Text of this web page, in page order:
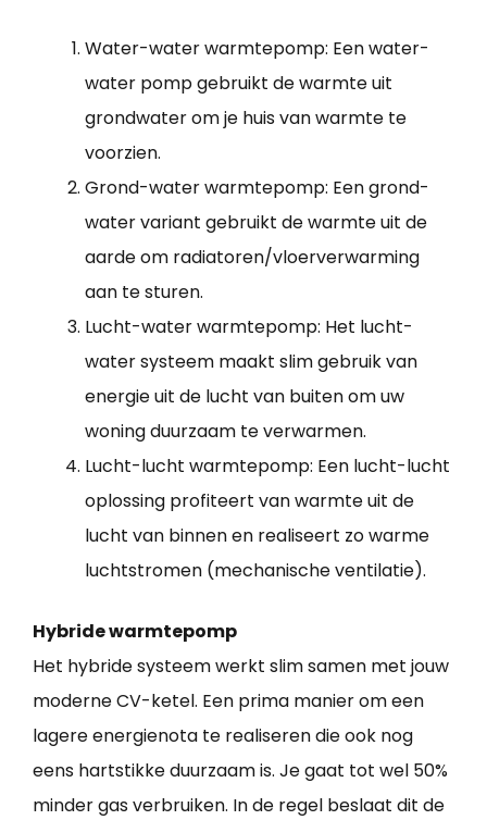
Water-water warmtepomp: Een water-
water pomp gebruikt de warmte uit
grondwater om je huis van warmte te
voorzien.
Grond-water warmtepomp: Een grond-
water variant gebruikt de warmte uit de
aarde om radiatoren/vloerverwarming
aan te sturen.
Lucht-water warmtepomp: Het lucht-
water systeem maakt slim gebruik van
energie uit de lucht van buiten om uw
woning duurzaam te verwarmen.
Lucht-lucht warmtepomp: Een lucht-lucht
oplossing profiteert van warmte uit de
lucht van binnen en realiseert zo warme
luchtstromen (mechanische ventilatie).
Hybride warmtepomp
Het hybride systeem werkt slim samen met jouw
moderne CV-ketel. Een prima manier om een
lagere energienota te realiseren die ook nog
eens hartstikke duurzaam is. Je gaat tot wel 50%
minder gas verbruiken. In de regel beslaat dit de